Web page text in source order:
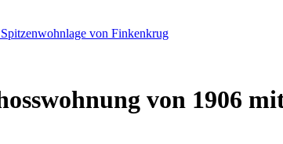
von Finkenkrug
von 1906